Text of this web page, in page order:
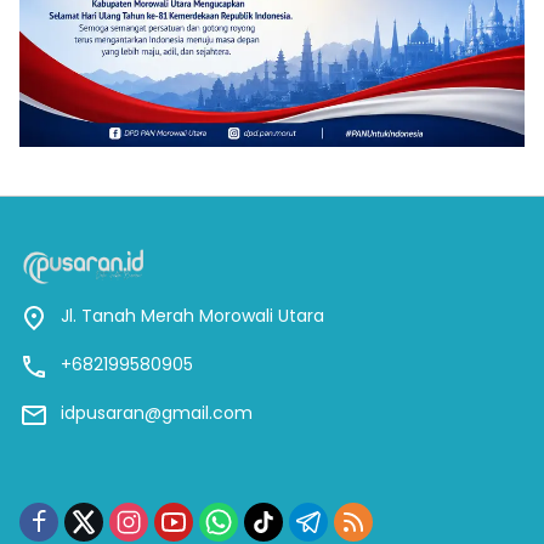
Jl. Tanah Merah Morowali Utara
+682199580905
idpusaran@gmail.com